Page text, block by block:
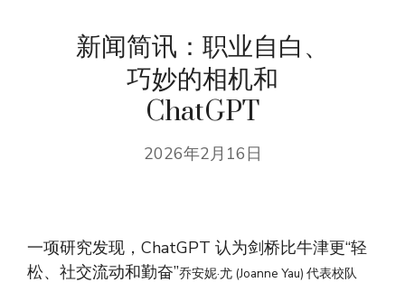
新闻简讯：职业自白、
巧妙的相机和
ChatGPT
2026年2月16日
一项研究发现，ChatGPT 认为剑桥比牛津更“轻
松、社交流动和勤奋”乔安妮·尤 (Joanne Yau) 代表校队